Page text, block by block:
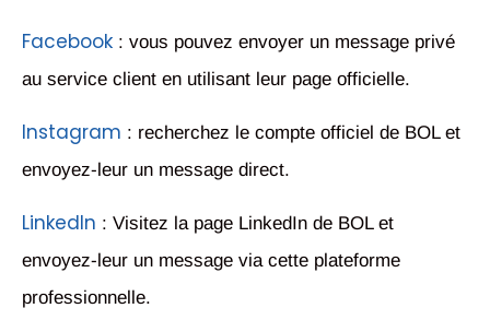
Facebook : vous pouvez envoyer un message privé
au service client en utilisant leur page officielle.
Instagram : recherchez le compte officiel de BOL et
envoyez-leur un message direct.
LinkedIn : Visitez la page LinkedIn de BOL et
envoyez-leur un message via cette plateforme
professionnelle.